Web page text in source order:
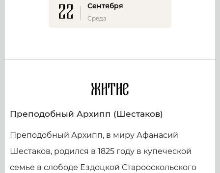
22 Сентября
Среда
Житие
Преподобный Архипп (Шестаков)
Преподобный Архипп, в миру Афанасий
Шестаков, родился в 1825 году в купеческой
семье в слободе Ездоцкой Старооскольского